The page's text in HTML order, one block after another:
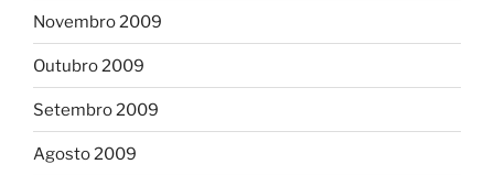
Novembro 2009
Outubro 2009
Setembro 2009
Agosto 2009